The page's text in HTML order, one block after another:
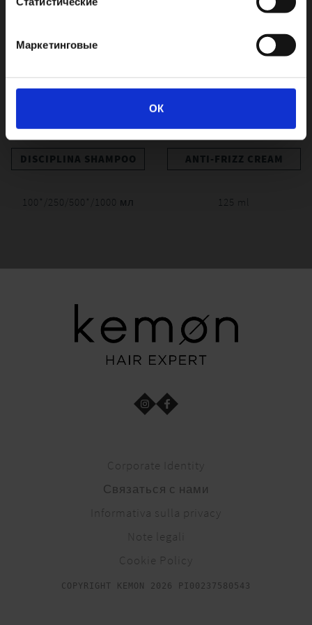
Маркетинговые
ОК
DISCIPLINA SHAMPOO
100*/250/500*/1000 мл
ANTI-FRIZZ CREAM
125 ml
Corporate Identity
Связаться с нами
Informativa sulla privacy
Note legali
Cookie Policy
COPYRIGHT KEMON 2026 PI00237580543